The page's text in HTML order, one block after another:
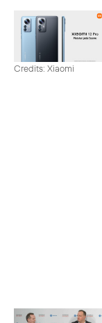
Credits: Xiaomi